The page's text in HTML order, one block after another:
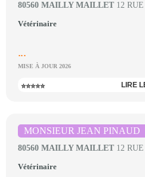
80560 MAILLY MAILLET 12
Vétérinaire
...
MISE À JOUR 2026
⭐⭐⭐⭐⭐ LIRE
MONSIEUR JEAN PINAUD
80560 MAILLY MAILLET 12
Vétérinaire